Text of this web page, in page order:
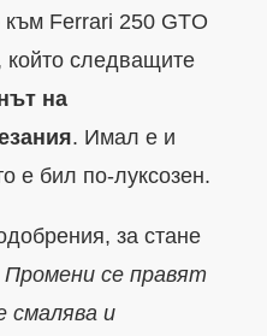
Ferrari 250 GTO
който следващите
на
. Имал е и
е бил по-луксозен.
за стане
Промени се правят
смалява и